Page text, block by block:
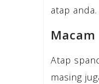
atap anda.
Atap
masing